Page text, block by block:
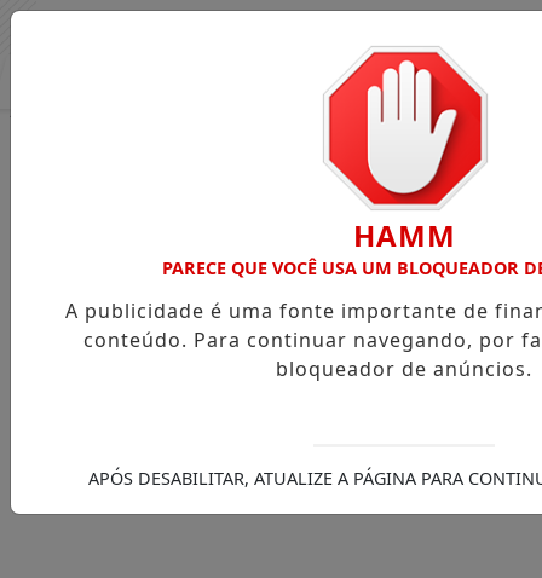
Entrar
HAMM
PARECE QUE VOCÊ USA UM BLOQUEADOR
A publicidade é uma fonte importante de
conteúdo. Para continuar navegando, por
bloqueador de anúncios.
APÓS DESABILITAR, ATUALIZE A PÁGINA PARA